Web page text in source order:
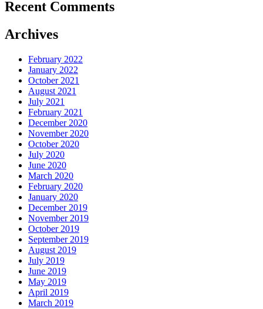
Recent Comments
Archives
February 2022
January 2022
October 2021
August 2021
July 2021
February 2021
December 2020
November 2020
October 2020
July 2020
June 2020
March 2020
February 2020
January 2020
December 2019
November 2019
October 2019
September 2019
August 2019
July 2019
June 2019
May 2019
April 2019
March 2019